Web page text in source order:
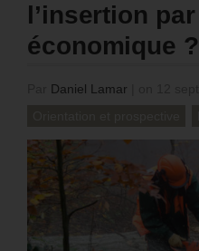
l’insertion
économique ?
Daniel Lamar